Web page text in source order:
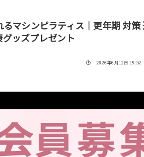
るマシンピラティス│更年期 対
ッズプレゼント
投稿日
2026年6月12日 19:52